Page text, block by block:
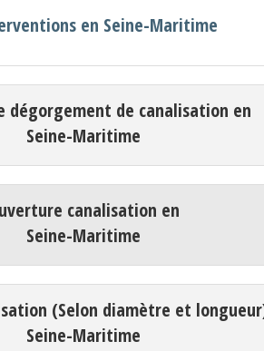
en Seine-Maritime
dégorgement de canalisation en
Seine-Maritime
canalisation en
Seine-Maritime
(Selon diamètre et
Seine-Maritime